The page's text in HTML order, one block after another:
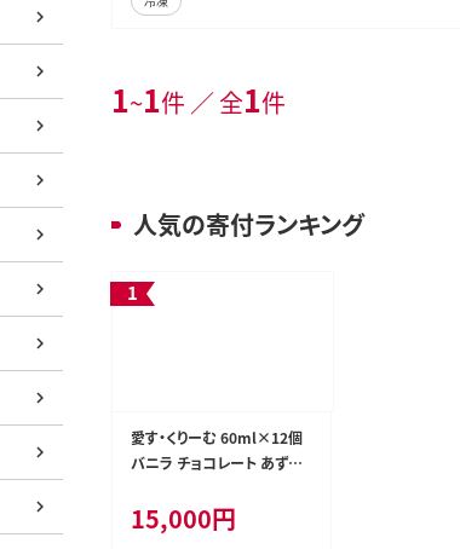
1~1件 ／ 全1件
人気の寄付ランキング
愛す・くりーむ 60ml×12個
バニラ チョコレート あずき
ツ セット 詰め合わせ
15,000円